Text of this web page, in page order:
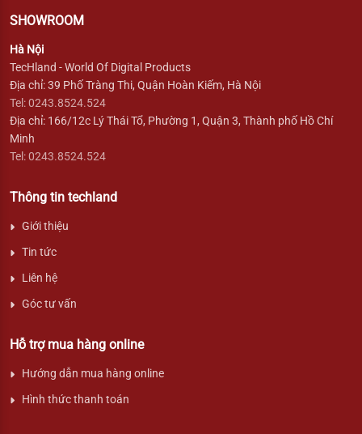
SHOWROOM
Hà Nội
TecHland - World Of Digital Products
Địa chỉ: 39 Phố Tràng Thi, Quận Hoàn Kiếm, Hà Nội
Tel: 0243.8524.524
Địa chỉ: 166/12c Lý Thái Tổ, Phường 1, Quận 3, Thành phố Hồ Chí
Minh
Tel: 0243.8524.524
Thông tin techland
Giới thiệu
Tin tức
Liên hệ
Góc tư vấn
Hỗ trợ mua hàng online
Hướng dẫn mua hàng online
Hình thức thanh toán